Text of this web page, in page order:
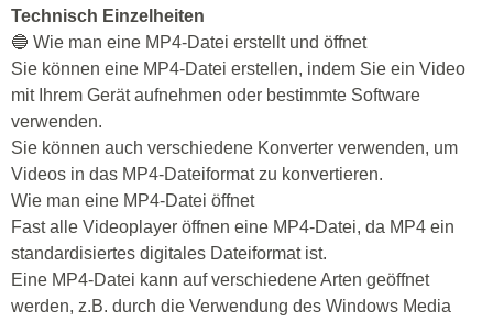
Technisch Einzelheiten
🔵 Wie man eine MP4-Datei erstellt und öffnet
Sie können eine MP4-Datei erstellen, indem Sie ein Video
mit Ihrem Gerät aufnehmen oder bestimmte Software
verwenden.
Sie können auch verschiedene Konverter verwenden, um
Videos in das MP4-Dateiformat zu konvertieren.
Wie man eine MP4-Datei öffnet
Fast alle Videoplayer öffnen eine MP4-Datei, da MP4 ein
standardisiertes digitales Dateiformat ist.
Eine MP4-Datei kann auf verschiedene Arten geöffnet
werden, z.B. durch die Verwendung des Windows Media